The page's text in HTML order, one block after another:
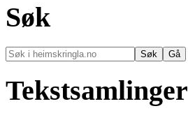
Søk
Tekstsamlinger